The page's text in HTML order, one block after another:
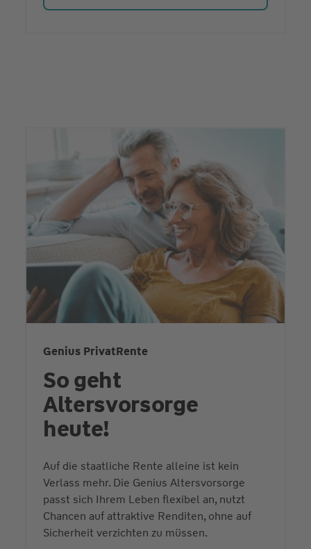
Genius PrivatRente
So geht
Altersvorsorge
heute!
Auf die staatliche Rente alleine ist kein
Verlass mehr. Die Genius Altersvorsorge
passt sich Ihrem Leben flexibel an, nutzt
Chancen auf attraktive Renditen, ohne auf
Sicherheit verzichten zu müssen.